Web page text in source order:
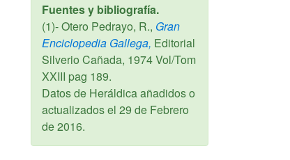
Fuentes y bibliografía.
(1)- Otero Pedrayo, R., Gran
Enciclopedia Gallega, Editorial
Silverio Cañada, 1974Vol/Tom
XXIII pag 189.
Datos de Heráldica añadidos o
actualizados el 29 de Febrero
de 2016.